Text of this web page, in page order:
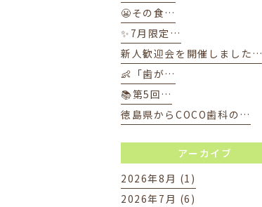
😬その食…
✨7月限定…
新人歓迎会を開催しました…
👶「歯が…
📚第5回…
徳島県からCOCO歯科の…
アーカイブ
2026年8月 (1)
2026年7月 (6)